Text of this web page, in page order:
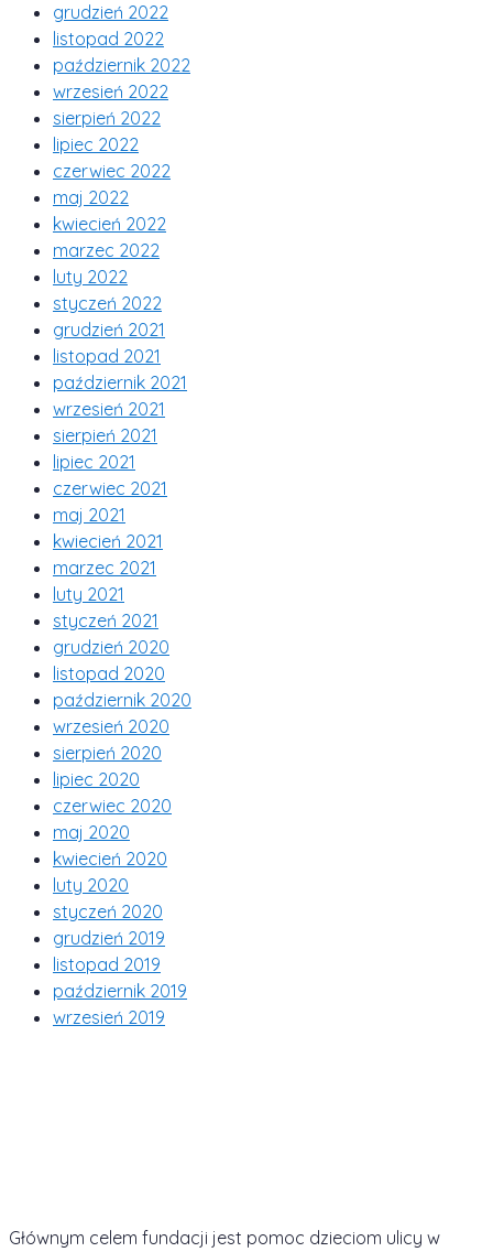
grudzień 2022
listopad 2022
październik 2022
wrzesień 2022
sierpień 2022
lipiec 2022
czerwiec 2022
maj 2022
kwiecień 2022
marzec 2022
luty 2022
styczeń 2022
grudzień 2021
listopad 2021
październik 2021
wrzesień 2021
sierpień 2021
lipiec 2021
czerwiec 2021
maj 2021
kwiecień 2021
marzec 2021
luty 2021
styczeń 2021
grudzień 2020
listopad 2020
październik 2020
wrzesień 2020
sierpień 2020
lipiec 2020
czerwiec 2020
maj 2020
kwiecień 2020
luty 2020
styczeń 2020
grudzień 2019
listopad 2019
październik 2019
wrzesień 2019
Głównym celem fundacji jest pomoc dzieciom ulicy w